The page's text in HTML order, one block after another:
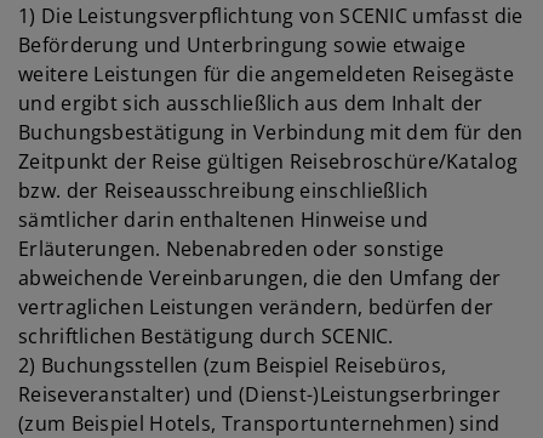
1) Die Leistungsverpflichtung von SCENIC umfasst die
Beförderung und Unterbringung sowie etwaige
weitere Leistungen für die angemeldeten Reisegäste
und ergibt sich ausschließlich aus dem Inhalt der
Buchungsbestätigung in Verbindung mit dem für den
Zeitpunkt der Reise gültigen Reisebroschüre/Katalog
bzw. der Reiseausschreibung einschließlich
sämtlicher darin enthaltenen Hinweise und
Erläuterungen. Nebenabreden oder sonstige
abweichende Vereinbarungen, die den Umfang der
vertraglichen Leistungen verändern, bedürfen der
schriftlichen Bestätigung durch SCENIC.
2) Buchungsstellen (zum Beispiel Reisebüros,
Reiseveranstalter) und (Dienst-)Leistungserbringer
(zum Beispiel Hotels, Transportunternehmen) sind